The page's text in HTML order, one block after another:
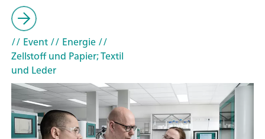
// Event// Energie//
Zellstoff und Papier; Textil
und Leder